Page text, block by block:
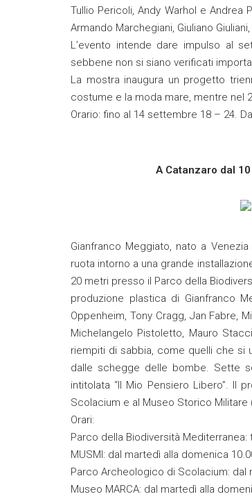
Tullio Pericoli, Andy Warhol e Andrea
Armando Marchegiani, Giuliano
L’evento intende dare impulso al
sebbene non si siano verificati
La mostra inaugura un progetto
costume e la moda mare, mentre nel
Orario: fino al 14 settembre 18 – 24.
A Catanzaro dal
Gianfranco Meggiato, nato a
ruota intorno a una grande
20 metri presso il Parco della
produzione plastica di Gianfranco
Oppenheim, Tony Cragg, Jan Fabre,
Michelangelo Pistoletto, Mauro
riempiti di sabbia, come quelli che si
dalle schegge delle bombe. Sette
intitolata “Il Mio Pensiero Libero”. Il
Scolacium e al Museo Storico Militare
Orari:
Parco della Biodiversità Mediterranea:
MUSMI: dal martedì alla domenica
Parco Archeologico di Scolacium: dal
Museo MARCA: dal martedì alla